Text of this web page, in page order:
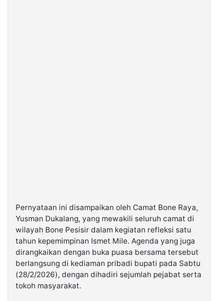
Pernyataan ini disampaikan oleh Camat Bone Raya,
Yusman Dukalang, yang mewakili seluruh camat di
wilayah Bone Pesisir dalam kegiatan refleksi satu
tahun kepemimpinan Ismet Mile. Agenda yang juga
dirangkaikan dengan buka puasa bersama tersebut
berlangsung di kediaman pribadi bupati pada Sabtu
(28/2/2026), dengan dihadiri sejumlah pejabat serta
tokoh masyarakat.